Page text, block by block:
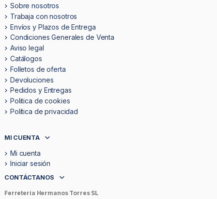
Sobre nosotros
Trabaja con nosotros
Envíos y Plazos de Entrega
Condiciones Generales de Venta
Aviso legal
Catálogos
Folletos de oferta
Devoluciones
Pedidos y Entregas
Politica de cookies
Política de privacidad
MI CUENTA
Mi cuenta
Iniciar sesión
CONTÁCTANOS
Ferretería Hermanos Torres SL